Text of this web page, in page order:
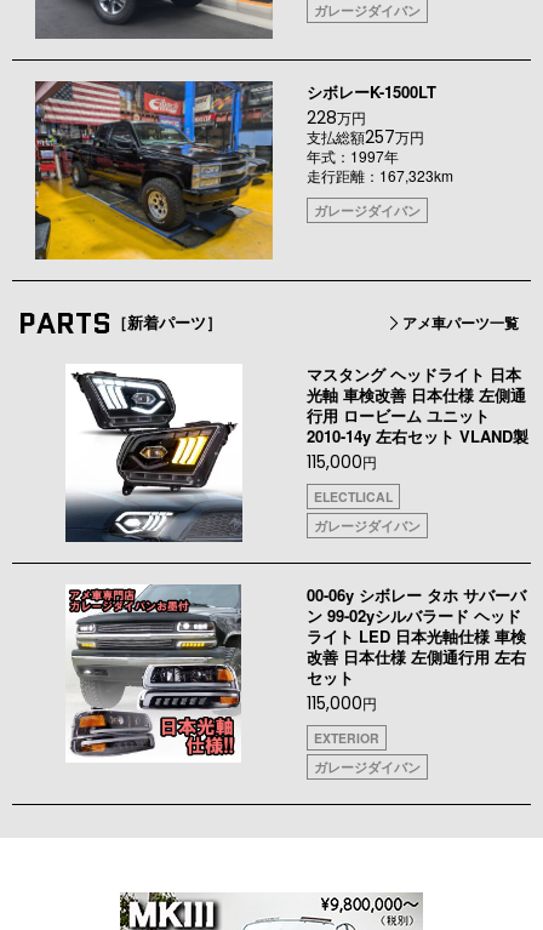
ガレージダイバン
シボレーK-1500LT
228万円
支払総額257万円
年式：1997年
走行距離：167,323km
ガレージダイバン
PARTS ［新着パーツ］ アメ車パーツ一覧
マスタング ヘッドライト 日本
光軸 車検改善 日本仕様 左側通
行用 ロービーム ユニット
2010-14y 左右セット VLAND製
115,000円
ELECTLICAL
ガレージダイバン
00-06y シボレー タホ サバーバ
ン 99-02yシルバラード ヘッド
ライト LED 日本光軸仕様 車検
改善 日本仕様 左側通行用 左右
セット
115,000円
EXTERIOR
ガレージダイバン